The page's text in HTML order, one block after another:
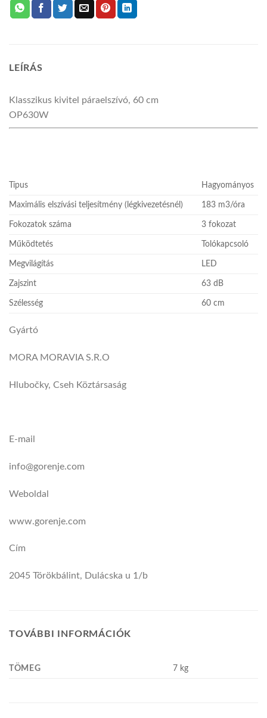
LEÍRÁS
Klasszikus kivitel páraelszívó, 60 cm
OP630W
Típus Hagyományos
Maximális elszívási teljesítmény (légkivezetésnél) 183 m3/óra
Fokozatok száma 3 fokozat
Működtetés Tolókapcsoló
Megvilágítás LED
Zajszint 63 dB
Szélesség 60 cm
Gyártó
MORA MORAVIA S.R.O
Hlubočky, Cseh Köztársaság
E-mail
info@gorenje.com
Weboldal
www.gorenje.com
Cím
2045 Törökbálint, Dulácska u 1/b
TOVÁBBI INFORMÁCIÓK
TÖMEG 7 kg